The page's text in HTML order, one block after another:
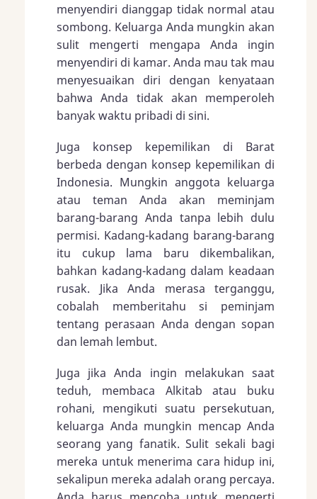
menyendiri dianggap tidak normal atau
sombong. Keluarga Anda mungkin akan
sulit mengerti mengapa Anda ingin
menyendiri di kamar. Anda mau tak mau
menyesuaikan diri dengan kenyataan
bahwa Anda tidak akan memperoleh
banyak waktu pribadi di sini.
Juga konsep kepemilikan di Barat
berbeda dengan konsep kepemilikan di
Indonesia. Mungkin anggota keluarga
atau teman Anda akan meminjam
barang-barang Anda tanpa lebih dulu
permisi. Kadang-kadang barang-barang
itu cukup lama baru dikembalikan,
bahkan kadang-kadang dalam keadaan
rusak. Jika Anda merasa terganggu,
cobalah memberitahu si peminjam
tentang perasaan Anda dengan sopan
dan lemah lembut.
Juga jika Anda ingin melakukan saat
teduh, membaca Alkitab atau buku
rohani, mengikuti suatu persekutuan,
keluarga Anda mungkin mencap Anda
seorang yang fanatik. Sulit sekali bagi
mereka untuk menerima cara hidup ini,
sekalipun mereka adalah orang percaya.